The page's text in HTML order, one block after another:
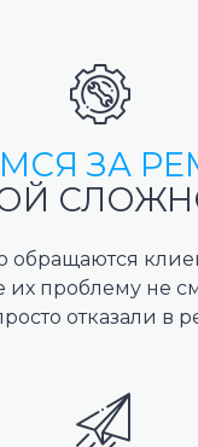
ЗА
обращаются
их проблему не
отказали в